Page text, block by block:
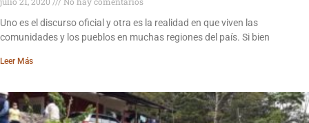
Uno es el discurso oficial y otra es la realidad en que viven las
comunidades y los pueblos en muchas regiones del país. Si bien
Leer Más